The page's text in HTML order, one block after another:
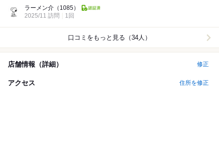
ラーメン介 （1085）
2025/11 訪問
1回
口コミをもっと見る（34人）
店舗情報（詳細） 修正
アクセス 住所を修正